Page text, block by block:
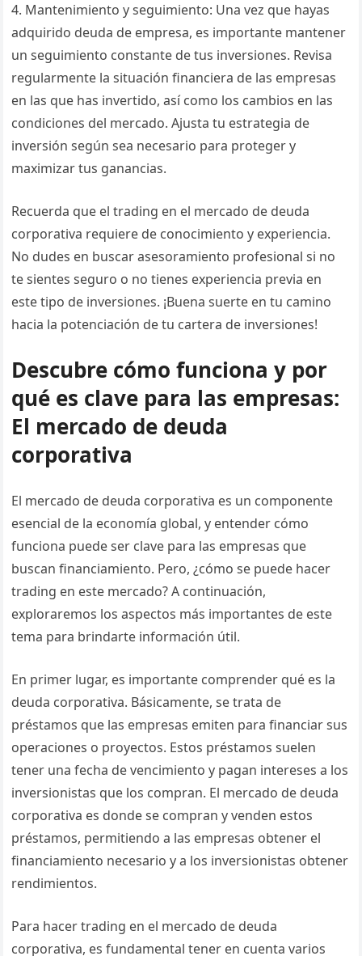
4. Mantenimiento y seguimiento: Una vez que hayas
adquirido deuda de empresa, es importante mantener
un seguimiento constante de tus inversiones. Revisa
regularmente la situación financiera de las empresas
en las que has invertido, así como los cambios en las
condiciones del mercado. Ajusta tu estrategia de
inversión según sea necesario para proteger y
maximizar tus ganancias.
Recuerda que el trading en el mercado de deuda
corporativa requiere de conocimiento y experiencia.
No dudes en buscar asesoramiento profesional si no
te sientes seguro o no tienes experiencia previa en
este tipo de inversiones. ¡Buena suerte en tu camino
hacia la potenciación de tu cartera de inversiones!
Descubre cómo funciona y por
qué es clave para las empresas:
El mercado de deuda
corporativa
El mercado de deuda corporativa es un componente
esencial de la economía global, y entender cómo
funciona puede ser clave para las empresas que
buscan financiamiento. Pero, ¿cómo se puede hacer
trading en este mercado? A continuación,
exploraremos los aspectos más importantes de este
tema para brindarte información útil.
En primer lugar, es importante comprender qué es la
deuda corporativa. Básicamente, se trata de
préstamos que las empresas emiten para financiar sus
operaciones o proyectos. Estos préstamos suelen
tener una fecha de vencimiento y pagan intereses a los
inversionistas que los compran. El mercado de deuda
corporativa es donde se compran y venden estos
préstamos, permitiendo a las empresas obtener el
financiamiento necesario y a los inversionistas obtener
rendimientos.
Para hacer trading en el mercado de deuda
corporativa, es fundamental tener en cuenta varios